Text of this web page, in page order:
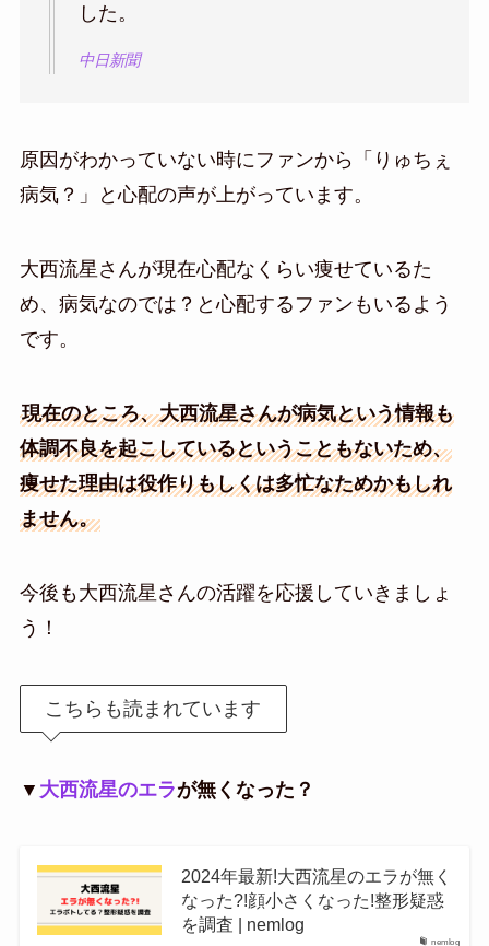
した。
中日新聞
原因がわかっていない時にファンから「りゅちぇ
病気？」と心配の声が上がっています。
大西流星さんが現在心配なくらい痩せているた
め、病気なのでは？と心配するファンもいるよう
です。
現在のところ、大西流星さんが病気という情報も
体調不良を起こしているということもないため、
痩せた理由は役作りもしくは多忙なためかもしれ
ません。
今後も大西流星さんの活躍を応援していきましょ
う！
こちらも読まれています
▼ 大西流星のエラが無くなった？
nemlog
2024年最新!大西流星のエラが無く
なった?!顔小さくなった!整形疑惑
を調査 | nemlog